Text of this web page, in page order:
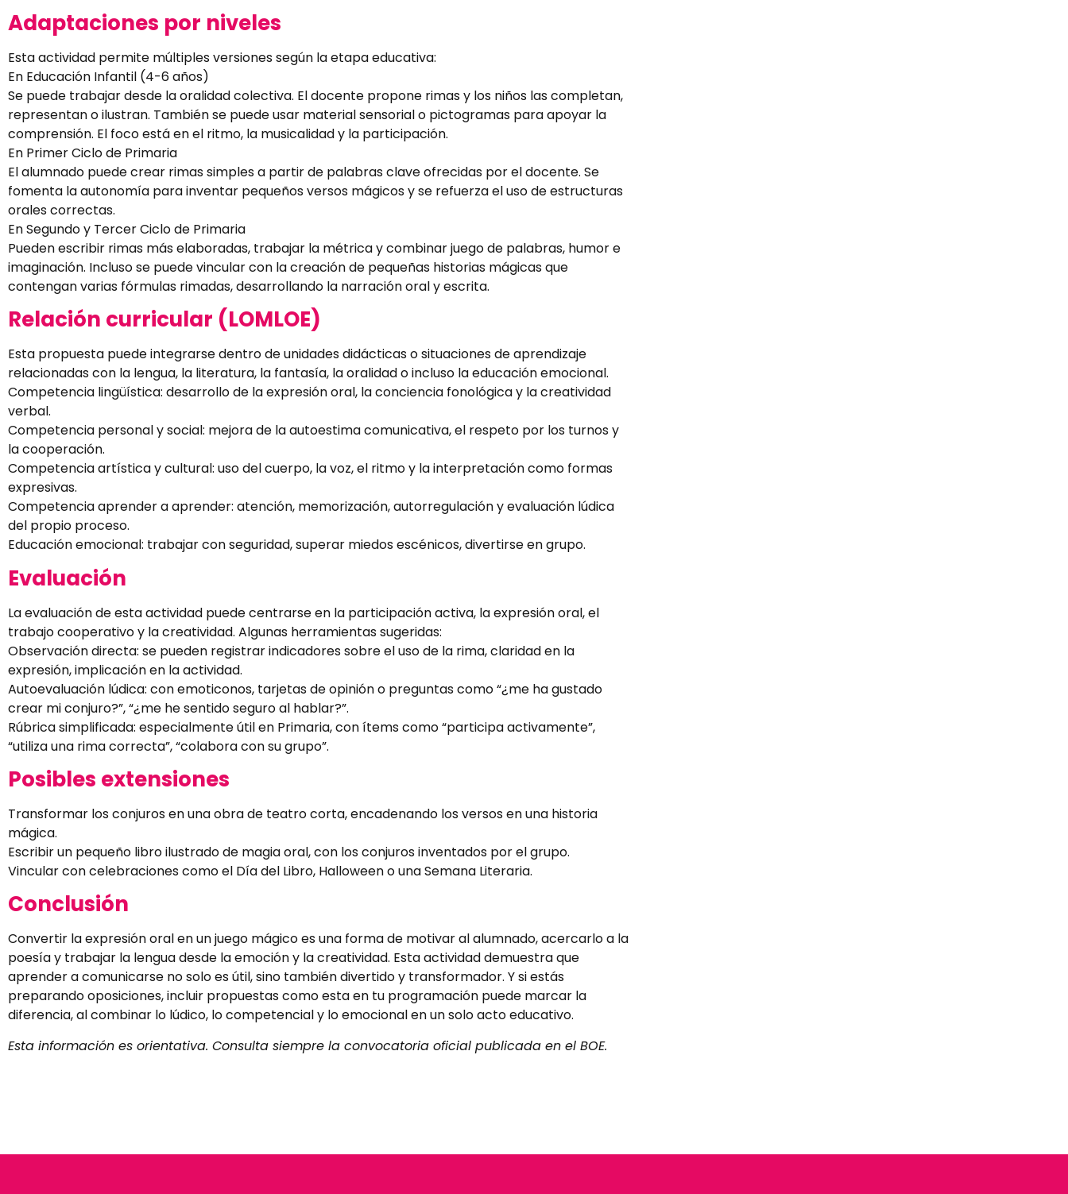
Adaptaciones por niveles
Esta actividad permite múltiples versiones según la etapa educativa:
En Educación Infantil (4-6 años)
Se puede trabajar desde la oralidad colectiva. El docente propone rimas y los niños las completan,
representan o ilustran. También se puede usar material sensorial o pictogramas para apoyar la
comprensión. El foco está en el ritmo, la musicalidad y la participación.
En Primer Ciclo de Primaria
El alumnado puede crear rimas simples a partir de palabras clave ofrecidas por el docente. Se
fomenta la autonomía para inventar pequeños versos mágicos y se refuerza el uso de estructuras
orales correctas.
En Segundo y Tercer Ciclo de Primaria
Pueden escribir rimas más elaboradas, trabajar la métrica y combinar juego de palabras, humor e
imaginación. Incluso se puede vincular con la creación de pequeñas historias mágicas que
contengan varias fórmulas rimadas, desarrollando la narración oral y escrita.
Relación curricular (LOMLOE)
Esta propuesta puede integrarse dentro de unidades didácticas o situaciones de aprendizaje
relacionadas con la lengua, la literatura, la fantasía, la oralidad o incluso la educación emocional.
Competencia lingüística: desarrollo de la expresión oral, la conciencia fonológica y la creatividad
verbal.
Competencia personal y social: mejora de la autoestima comunicativa, el respeto por los turnos y
la cooperación.
Competencia artística y cultural: uso del cuerpo, la voz, el ritmo y la interpretación como formas
expresivas.
Competencia aprender a aprender: atención, memorización, autorregulación y evaluación lúdica
del propio proceso.
Educación emocional: trabajar con seguridad, superar miedos escénicos, divertirse en grupo.
Evaluación
La evaluación de esta actividad puede centrarse en la participación activa, la expresión oral, el
trabajo cooperativo y la creatividad. Algunas herramientas sugeridas:
Observación directa: se pueden registrar indicadores sobre el uso de la rima, claridad en la
expresión, implicación en la actividad.
Autoevaluación lúdica: con emoticonos, tarjetas de opinión o preguntas como “¿me ha gustado
crear mi conjuro?”, “¿me he sentido seguro al hablar?”.
Rúbrica simplificada: especialmente útil en Primaria, con ítems como “participa activamente”,
“utiliza una rima correcta”, “colabora con su grupo”.
Posibles extensiones
Transformar los conjuros en una obra de teatro corta, encadenando los versos en una historia
mágica.
Escribir un pequeño libro ilustrado de magia oral, con los conjuros inventados por el grupo.
Vincular con celebraciones como el Día del Libro, Halloween o una Semana Literaria.
Conclusión
Convertir la expresión oral en un juego mágico es una forma de motivar al alumnado, acercarlo a la
poesía y trabajar la lengua desde la emoción y la creatividad. Esta actividad demuestra que
aprender a comunicarse no solo es útil, sino también divertido y transformador. Y si estás
preparando oposiciones, incluir propuestas como esta en tu programación puede marcar la
diferencia, al combinar lo lúdico, lo competencial y lo emocional en un solo acto educativo.
Esta información es orientativa. Consulta siempre la convocatoria oficial publicada en el BOE.